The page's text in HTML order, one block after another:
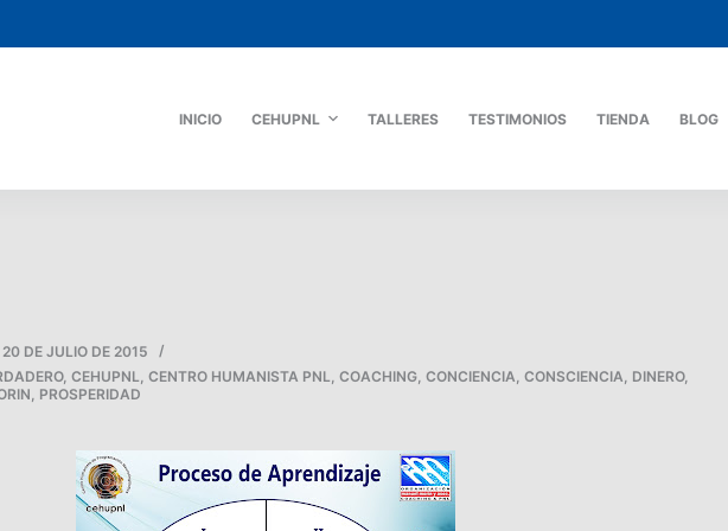
INICIO CEHUPNL TALLERES TESTIMONIOS TIENDA BLOG
20 DE JULIO DE 2015
, CEHUPNL, CENTRO HUMANISTA PNL, COACHING, CONCIENCIA, CONSCIENCIA, DINERO,
, PROSPERIDAD